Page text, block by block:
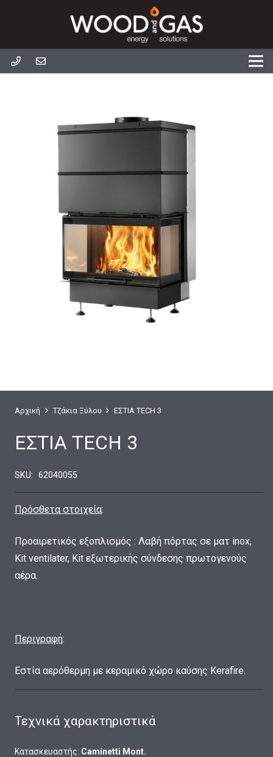
Αρχική Τζάκια Ξύλου ΕΣΤΙΑ TECH 3
ΕΣΤΙΑ TECH 3
SKU: 62040055
Πρόσθετα στοιχεία:
Προαιρετικός εξοπλισμός : Λαβή πόρτας σε ματ inox,
Kit ventilater, Kit εξωτερικής σύνδεσης πρωτογενούς
αέρα.
Περιγραφή:
Εστία αερόθερμη με κεραμικό χώρο καύσης Kerafire.
Τεχνικά χαρακτηριστικά
Κατασκευαστής: Caminetti Mont.